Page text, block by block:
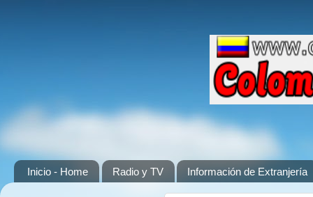
Inicio - Home Radio y TV Información de Extranjería